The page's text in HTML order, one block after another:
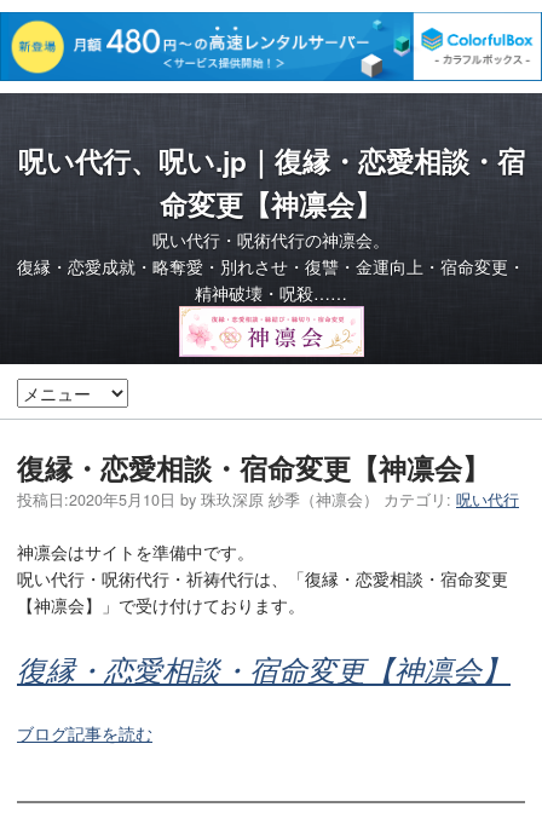
呪い代行、呪い.jp｜復縁・恋愛相談・宿
命変更【神凛会】
呪い代行・呪術代行の神凛会。
復縁・恋愛成就・略奪愛・別れさせ・復讐・金運向上・宿命変更・
精神破壊・呪殺……
復縁・恋愛相談・宿命変更【神凛会】
投稿日:2020年5月10日 by 珠玖深原 紗季（神凛会） カテゴリ: 呪い代行
神凛会はサイトを準備中です。
呪い代行・呪術代行・祈祷代行は、「復縁・恋愛相談・宿命変更
【神凛会】」で受け付けております。
復縁・恋愛相談・宿命変更【神凛会】
ブログ記事を読む